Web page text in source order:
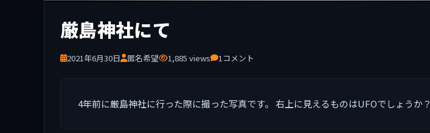
厳島神社にて
2021年6月30日 匿名希望 1,885 views 1コメント
4年前に厳島神社に行った際に撮った写真です。 右上に見えるものはUFOでしょうか？